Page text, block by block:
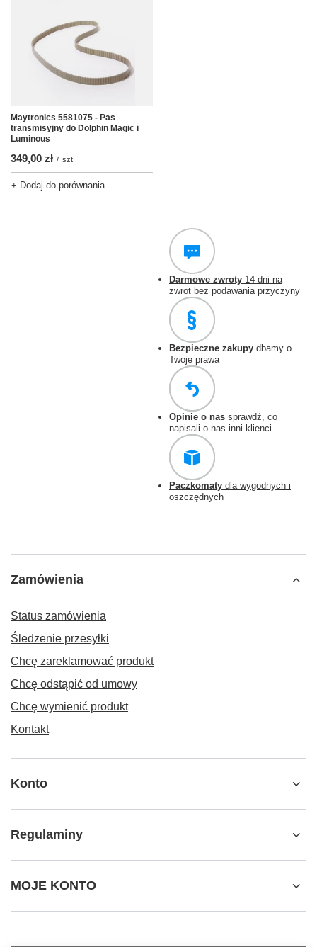
Maytronics 5581075 - Pas
transmisyjny do Dolphin Magic i
Luminous
349,00 zł / szt.
+ Dodaj do porównania
Darmowe zwroty 14 dni na
zwrot bez podawania przyczyny
Bezpieczne zakupy dbamy o
Twoje prawa
Opinie o nas sprawdź, co
napisali o nas inni klienci
Paczkomaty dla wygodnych i
oszczędnych
Zamówienia
Status zamówienia
Śledzenie przesyłki
Chcę zareklamować produkt
Chcę odstąpić od umowy
Chcę wymienić produkt
Kontakt
Konto
Regulaminy
MOJE KONTO